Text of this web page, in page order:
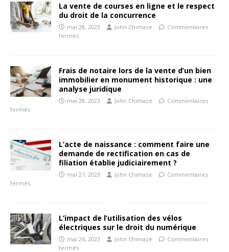
La vente de courses en ligne et le respect
du droit de la concurrence
mai 28, 2023 John Chimaze
Commentaires
fermés
Frais de notaire lors de la vente d’un bien
immobilier en monument historique : une
analyse juridique
mai 28, 2023 John Chimaze
Commentaires
fermés
L’acte de naissance : comment faire une
demande de rectification en cas de
filiation établie judiciairement ?
mai 27, 2023 John Chimaze
Commentaires
fermés
L’impact de l’utilisation des vélos
électriques sur le droit du numérique
mai 26, 2023 John Chimaze
Commentaires
fermés